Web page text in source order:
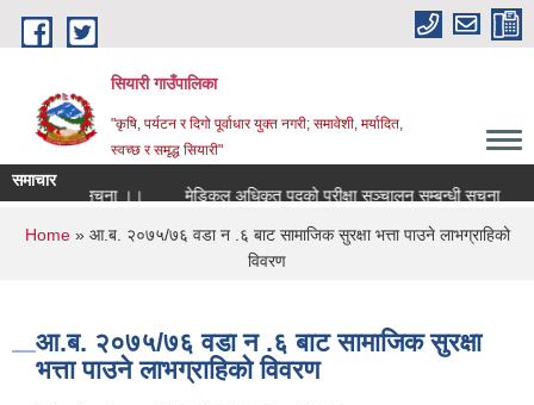
Skip to main content
सियारी गाउँपालिका
"कृषि, पर्यटन र दिगो पूर्वाधार युक्त नगरी; समावेशी, मर्यादित,
स्वच्छ र समृद्ध सियारी"
समाचार
नतिजा प्रकाशन सम्बन्धि सुचना ।।
मेडिकल अधिकृत पदको परीक्षा सञ्चालन सम्बन्धी सूचना
You are here
Home» आ.ब. २०७५/७६ वडा न .६ बाट सामाजिक सुरक्षा भत्ता पाउने लाभग्राहिको
विवरण
आ.ब. २०७५/७६ वडा न .६ बाट सामाजिक सुरक्षा
भत्ता पाउने लाभग्राहिको विवरण